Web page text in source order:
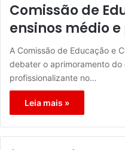
Comissão de
ensinos médio
A Comissão de Educação e
debater o aprimoramento do
profissionalizante no…
Leia mais »